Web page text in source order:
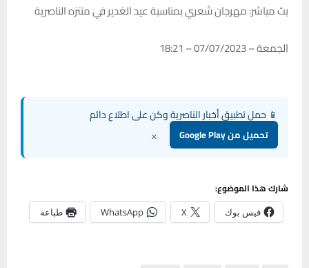
بث مباشر: مهرجان شعري بمناسبة عيد الغدير في متنزه الناصرية
الجمعة – 07/07/2023 – 18:21
📱 حمل تطبيق أخبار الناصرية وكن على اطلاع دائم
تحميل من Google Play ×
شارك هذا الموضوع:
فيس بوك X
WhatsApp طباعة